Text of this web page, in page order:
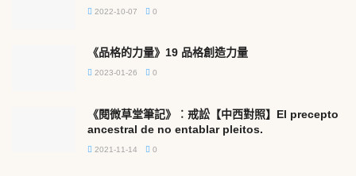
2022-10-07 0
《品格的力量》19 品格創造力量
2023-01-26 0
《閱微草堂筆記》︰戒訟【中西對照】El precepto
ancestral de no entablar pleitos.
2021-11-14 0